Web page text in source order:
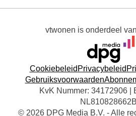
vtwonen is onderdeel van
Cookiebeleid Privacybeleid
Gebruiksvoorwaarden
KvK Nummer: 34172906 |
© 2026 DPG Media B.V. - Alle